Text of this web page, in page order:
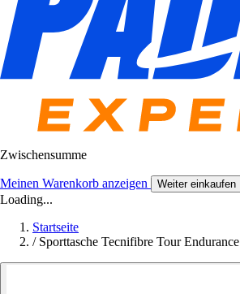
Zwischensumme
Meinen Warenkorb anzeigen Weiter einkaufen
Loading...
Startseite
/ Sporttasche Tecnifibre Tour Endurance